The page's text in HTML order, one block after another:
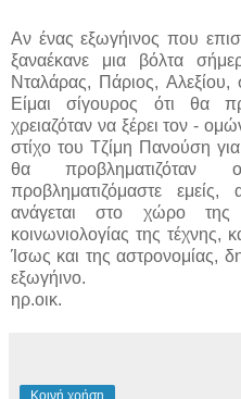
Αν ένας εξωγήινος που
ξαναέκανε μια βόλτα
Νταλάρας, Πάριος,
Είμαι σίγουρος ότι θα
χρειαζόταν να ξέρει τον -
στίχο του Τζίμη Πανούση
θα
προβληματιζόμαστε
ανάγεται στο χώρο της
κοινωνιολογίας της τέχνης,
Ίσως και της αστρονομίας,
εξωγήινο.
ηρ.οικ.